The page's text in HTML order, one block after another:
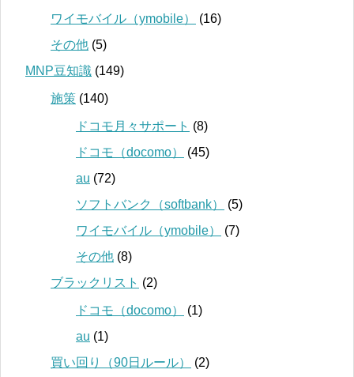
ワイモバイル（ymobile）
(16)
その他 (5)
MNP豆知識 (149)
施策 (140)
ドコモ月々サポート (8)
ドコモ（docomo）
(45)
au (72)
ソフトバンク（softbank）
(5)
ワイモバイル（ymobile）
(7)
その他 (8)
ブラックリスト (2)
ドコモ（docomo）
(1)
au (1)
買い回り（90日ルール）
(2)